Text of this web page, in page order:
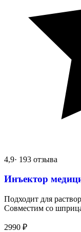
4,9· 193 отзыва
Инъектор
Подходит для
Совместим со
2990 ₽